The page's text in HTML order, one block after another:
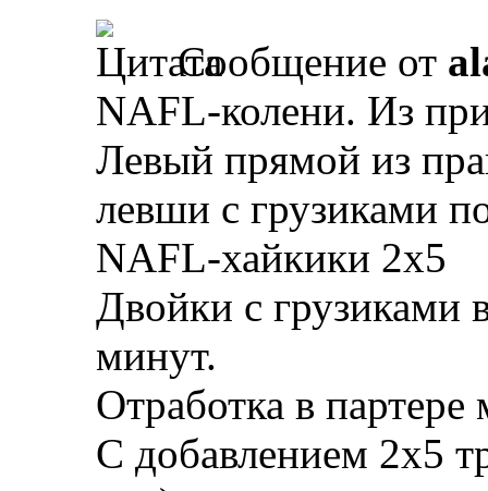
Сообщение от
NAFL-колени. Из
Левый прямой из
левши с грузиками
NAFL-хайкики 2х5
Двойки с грузиками
минут.
Отработка в
С добавлением 2х5